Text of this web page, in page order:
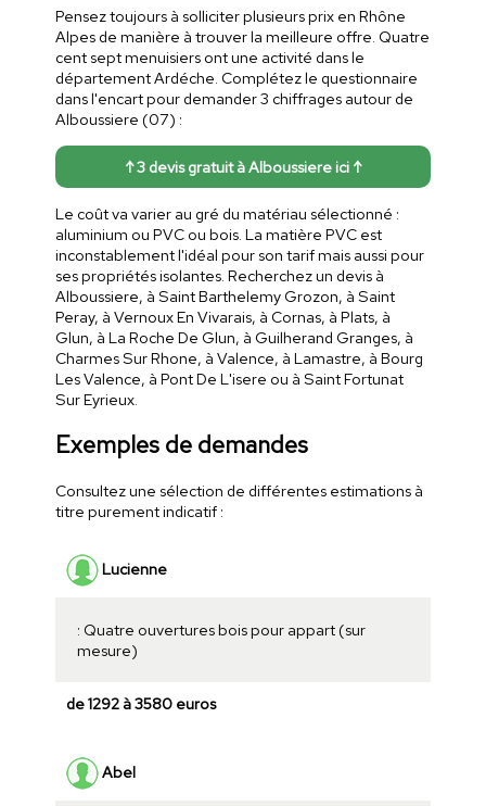
Pensez toujours à solliciter plusieurs prix en Rhône
Alpes de manière à trouver la meilleure offre. Quatre
cent sept menuisiers ont une activité dans le
département Ardéche. Complétez le questionnaire
dans l'encart pour demander 3 chiffrages autour de
Alboussiere (07) :
↑ 3 devis gratuit à Alboussiere ici ↑
Le coût va varier au gré du matériau sélectionné :
aluminium ou PVC ou bois. La matière PVC est
inconstablement l'idéal pour son tarif mais aussi pour
ses propriétés isolantes. Recherchez un devis à
Alboussiere, à Saint Barthelemy Grozon, à Saint
Peray, à Vernoux En Vivarais, à Cornas, à Plats, à
Glun, à La Roche De Glun, à Guilherand Granges, à
Charmes Sur Rhone, à Valence, à Lamastre, à Bourg
Les Valence, à Pont De L'isere ou à Saint Fortunat
Sur Eyrieux.
Exemples de demandes
Consultez une sélection de différentes estimations à
titre purement indicatif :
Lucienne
: Quatre ouvertures bois pour appart (sur
mesure)
de 1292 à 3580 euros
Abel